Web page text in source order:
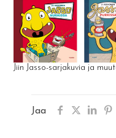
Jiin Jasso-sarjakuvia ja
Jaa